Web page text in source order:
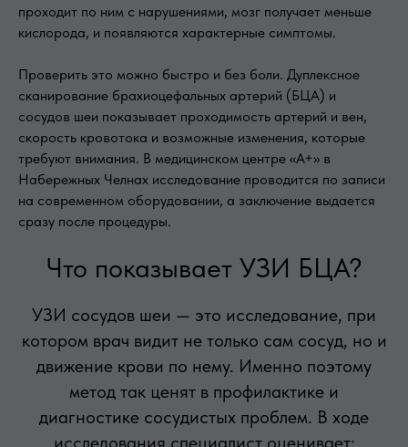
проходит по ним с нарушениями, мозг получает меньше
кислорода, и появляются характерные симптомы.
Проверить это можно быстро и без боли. Дуплексное
сканирование брахиоцефальных артерий (БЦА) и
сосудов шеи показывает проходимость артерий и вен,
скорость кровотока и возможные изменения, которые
требуют внимания. В медицинском центре «А+» в
Набережных Челнах исследование проводится по записи
на современном оборудовании, а заключение выдается
сразу после процедуры.
Что показывает УЗИ БЦА?
УЗИ сосудов шеи — это исследование, при
котором врач видит не только сам сосуд, но и
движение крови по нему. Именно поэтому
метод так ценят в профилактике и
диагностике сосудистых проблем. В ходе
исследования специалист оценивает: